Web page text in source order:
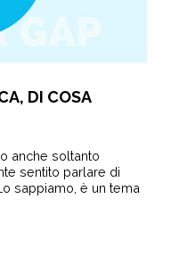
DI COSA
anche soltanto
sentito parlare di
sappiamo, è un tema